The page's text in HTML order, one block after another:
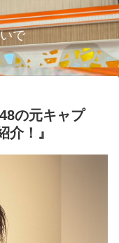
で
の元キャプ
介！』